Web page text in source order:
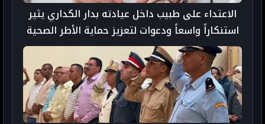
الاعتداء على طبيب داخل عيادته بدار الكداري يثير
استنكاراً واسعاً ودعوات لتعزيز حماية الأطر الصحية